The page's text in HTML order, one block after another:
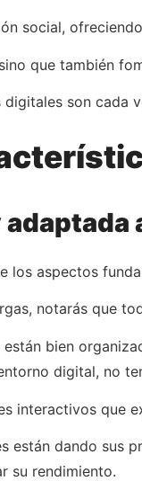
social,
que también
son cada
los aspectos
notarás que
bien
digital, no
interactivos que
están dando sus
su rendimiento.